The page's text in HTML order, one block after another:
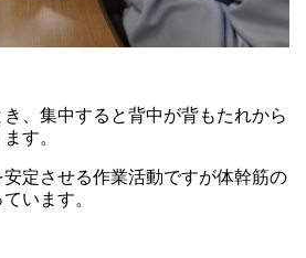
、集中すると背中が背もたれから
す。
定させる作業活動ですが体幹筋の
います。